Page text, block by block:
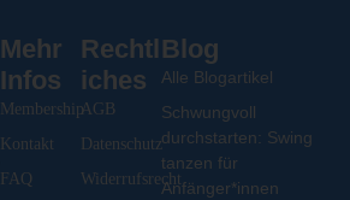
Rechtl
iches
AGB
Datenschutz
Widerrufsrecht
Mehr
Infos
Membership
Kontakt
FAQ
Blog
Alle Blogartikel
Schwungvoll
durchstarten: Swing
tanzen für
Anfänger*innen